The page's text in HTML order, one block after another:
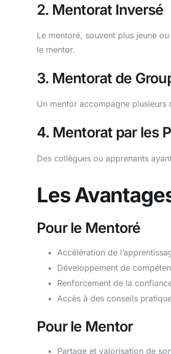
2. Mentorat Inversé
Le mentoré, souvent plus jeune
le mentor.
3. Mentorat de
Un mentor accompagne
4. Mentorat par les
Des collègues ou apprenants
Les
Pour le Mentoré
Accélération de
Développement de
Renforcement de la
Accès à des conseils
Pour le Mentor
Partage et valorisation de